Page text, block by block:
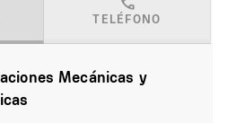
TELÉFONO
Mecánicas y